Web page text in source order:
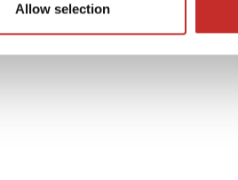
Allow selection